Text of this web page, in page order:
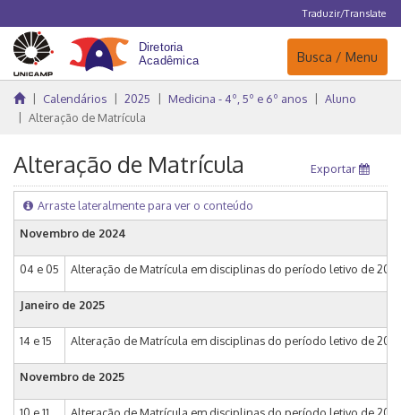
Traduzir/Translate
Navegação
Busca / Menu
Calendários 2025 Medicina - 4º, 5º e 6º anos
Aluno
Alteração de Matrícula
Alteração de Matrícula Exportar
Arraste lateralmente para ver o conteúdo
Novembro de 2024
04 e 05 Alteração de Matrícula em disciplinas do período letivo de
Janeiro de 2025
14 e 15 Alteração de Matrícula em disciplinas do período letivo de
Novembro de 2025